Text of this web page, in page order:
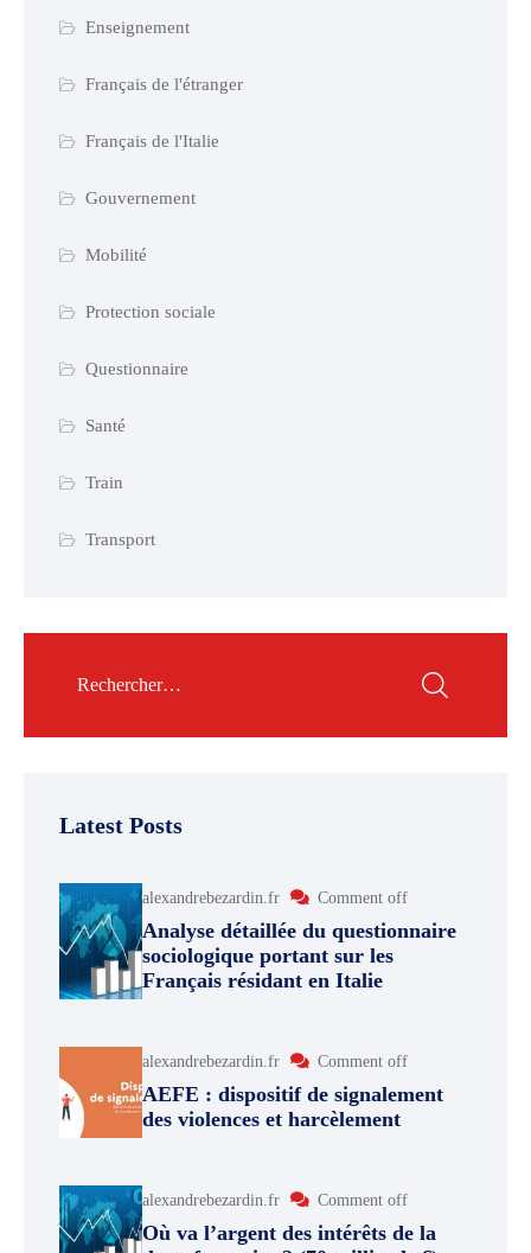
Enseignement
Français de l'étranger
Français de l'Italie
Gouvernement
Mobilité
Protection sociale
Questionnaire
Santé
Train
Transport
Latest Posts
alexandrebezardin.fr Comment off
Analyse détaillée du questionnaire
sociologique portant sur les
Français résidant en Italie
alexandrebezardin.fr Comment off
AEFE : dispositif de signalement
des violences et harcèlement
alexandrebezardin.fr Comment off
Où va l’argent des intérêts de la